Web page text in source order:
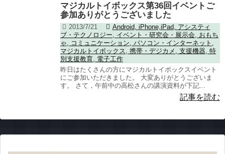
マジカルトイボックス第36回イベントご
参加ありがとうございました
2013/7/21 Android iPhone,iPad
アシスティ
ブ・テクノロジー
イベント・研究会・展示会
おもち
ゃ
コミュニケーション パソコン・インターネット
マジカルトイボックス
携帯・デジカメ 支援機器 特
別支援教育 電子工作
昨日はたくさんの方にマジカルトイボックスイベント
にご参加いただきました。 大変ありがとうございま
す。 さて，午前中の高松さんの講演資料が下記...
記事を読む